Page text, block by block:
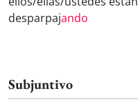
desparpajando
Subjuntivo